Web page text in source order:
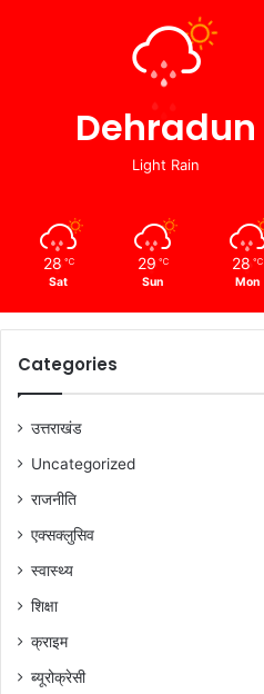
Dehradun
Light Rain
28 ℃
Sat
29 ℃
Sun
28 ℃
Mon
Categories
उत्तराखंड
Uncategorized
राजनीति
एक्सक्लुसिव
स्वास्थ्य
शिक्षा
क्राइम
ब्यूरोक्रेसी